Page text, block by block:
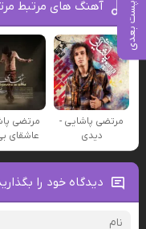
پست بعدی آهنگ های مرتبط
مرتضی پاشایی -
دیدی
مرتضی
عاشقای
دیدگاه خود را